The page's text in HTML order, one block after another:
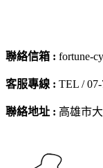
聯絡信箱 : fortune-
客服專線 : TEL /
聯絡地址 : 高雄市